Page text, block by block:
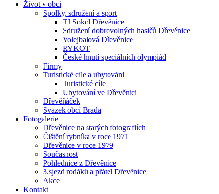
Život v obci
Spolky, sdružení a sport
TJ Sokol Dřevěnice
Sdružení dobrovolných hasičů Dřevěnice
Volejbalová Dřevěnice
RYKOT
České hnutí speciálních olympiád
Firmy
Turistické cíle a ubytování
Turistické cíle
Ubytování ve Dřevěnici
Dřevěňáček
Svazek obcí Brada
Fotogalerie
Dřevěnice na starých fotografiích
Čištění rybníka v roce 1971
Dřevěnice v roce 1979
Současnost
Pohlednice z Dřevěnice
3.sjezd rodáků a přátel Dřevěnice
Akce
Kontakt